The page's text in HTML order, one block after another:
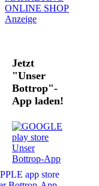
Jetzt
"Unser
Bottrop"-
App laden!